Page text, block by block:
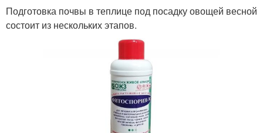
Подготовка почвы в теплице под посадку овощей весной
состоит из нескольких этапов.